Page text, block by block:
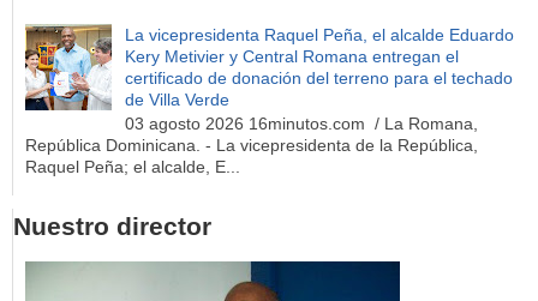
La vicepresidenta Raquel Peña, el alcalde Eduardo
Kery Metivier y Central Romana entregan el
certificado de donación del terreno para el techado
de Villa Verde
03 agosto 2026 16minutos.com / La Romana,
República Dominicana. - La vicepresidenta de la República,
Raquel Peña; el alcalde, E...
Nuestro director